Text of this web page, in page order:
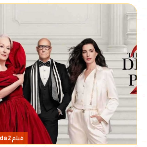
فيلم The Devil Wears Prada 2